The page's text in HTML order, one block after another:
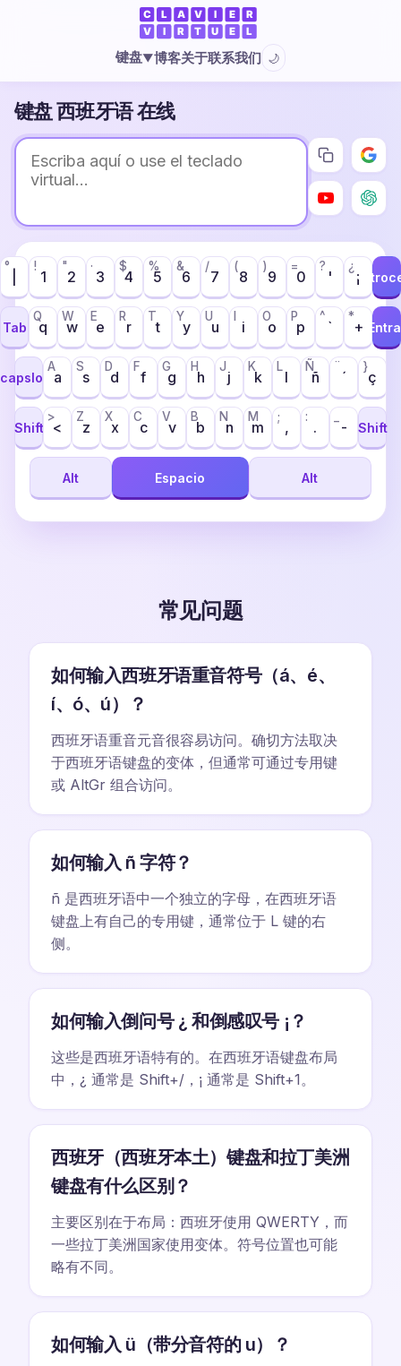
键盘▼博客关于联系我们 🌙
键盘 西班牙语 在线
°
1
!
2
"
3
·
4
$
5
%
6
&
7
/
8
(
9
)
0
=
'
?
¡
¿
Tab q
Q
w
W
e
E
r
R
t
T
y
Y
u
U
i o
O
p
P
`
^
+
*
capslocka
A
s
S
d
D
f
F
g
G
h
H
j
J
k
K
l
L
ñ
Ñ
´
¨
ç
}
Shift <
>
z
Z
x
X
c
C
v
V
b
B
n
N
m
M
,
;
.
:
- Shift
Alt Espacio Alt
常见问题
如何输入西班牙语重音符号（á、é、
í、ó、ú）？
西班牙语重音元音很容易访问。确切方法取决
于西班牙语键盘的变体，但通常可通过专用键
或 AltGr 组合访问。
如何输入 ñ 字符？
ñ 是西班牙语中一个独立的字母，在西班牙语
键盘上有自己的专用键，通常位于 L 键的右
侧。
如何输入倒问号 ¿ 和倒感叹号 ¡？
这些是西班牙语特有的。在西班牙语键盘布局
中，¿ 通常是 Shift+/，¡ 通常是 Shift+1。
西班牙（西班牙本土）键盘和拉丁美洲
键盘有什么区别？
主要区别在于布局：西班牙使用 QWERTY，而
一些拉丁美洲国家使用变体。符号位置也可能
略有不同。
如何输入 ü（带分音符的 u）？